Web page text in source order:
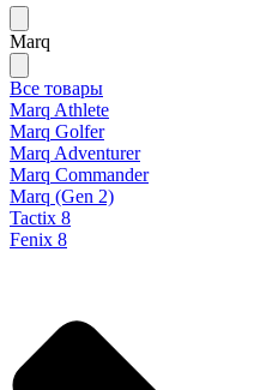
Marq
Все товары
Marq Athlete
Marq Golfer
Marq Adventurer
Marq Commander
Marq (Gen 2)
Tactix 8
Fenix 8